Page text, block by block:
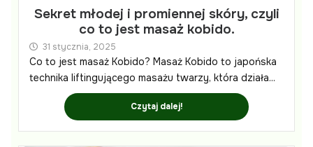
Sekret młodej i promiennej skóry, czyli
co to jest masaż kobido.
31 stycznia, 2025
Co to jest masaż Kobido? Masaż Kobido to japońska
technika liftingującego masażu twarzy, która działa...
Czytaj dalej!